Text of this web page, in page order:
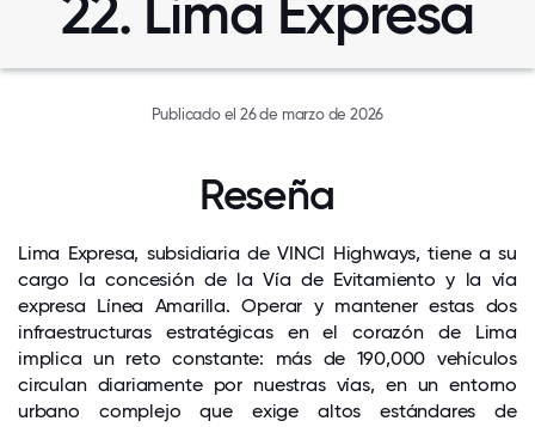
22. Lima Expresa
Publicado el 26 de marzo de 2026
Reseña
Lima Expresa, subsidiaria de VINCI Highways, tiene a su
cargo la concesión de la Vía de Evitamiento y la vía
expresa Línea Amarilla. Operar y mantener estas dos
infraestructuras estratégicas en el corazón de Lima
implica un reto constante: más de 190,000 vehículos
circulan diariamente por nuestras vías, en un entorno
urbano complejo que exige altos estándares de